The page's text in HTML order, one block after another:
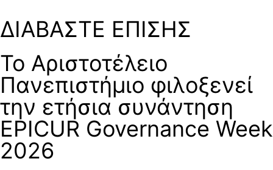
ΔΙΑΒΑΣΤΕ ΕΠΙΣΗΣ
Το Αριστοτέλειο
Πανεπιστήμιο φιλοξενεί
την ετήσια συνάντηση
EPICUR Governance Week
2026